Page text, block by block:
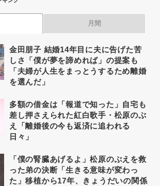
月間
金田朋子 結婚14年目に夫に告げた苦
しさ「僕が夢を諦めれば」の提案も
「夫婦が人生をまっとうするため離婚
を選んだ」
多額の借金は「報道で知った」自宅も
差し押さえられた紅白歌手・松原のぶ
え「離婚後の今も返済に追われる
日々」
「僕の腎臓あげるよ」松原のぶえを救
った弟の決断「生きる意味が変わっ
た」移植から17年、きょうだいの関係